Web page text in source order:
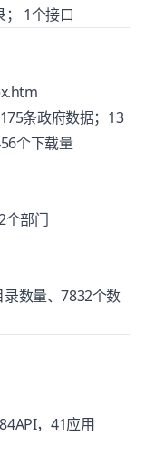
； 1个接口
条政府数据；13
个下载量
个部门
数量、7832个数
，41应用